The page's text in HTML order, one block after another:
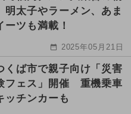
太子やラーメン、あま
ーツも満載！
2025年05月21日
くば市で親子向け「災害
フェス」開催 重機乗車
ッチンカーも